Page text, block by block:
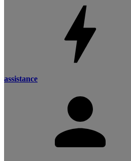
assistance